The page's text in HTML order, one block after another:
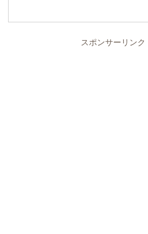
スポンサーリンク